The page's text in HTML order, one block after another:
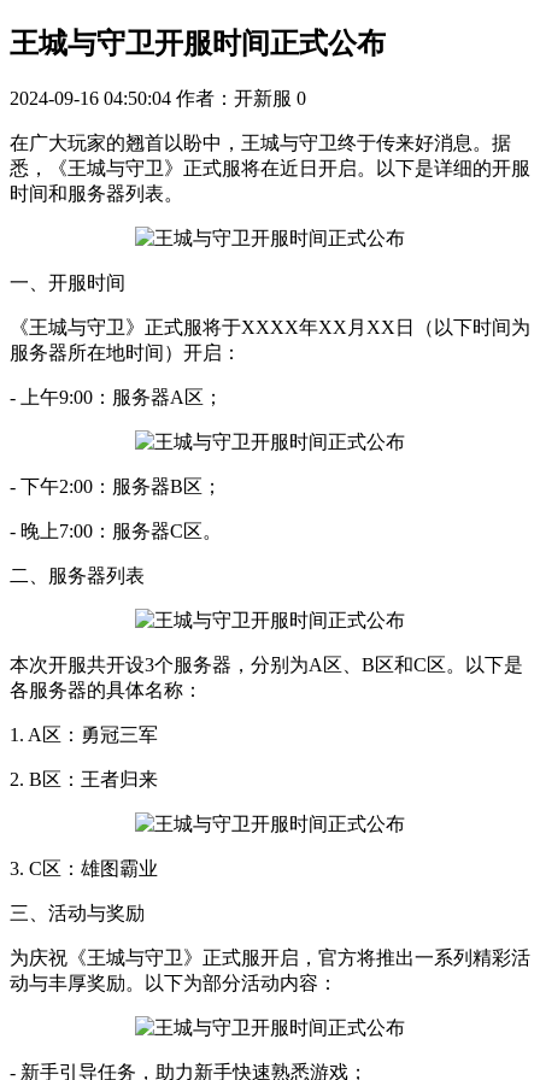
王城与守卫开服时间正式公布
2024-09-16 04:50:04 作者：开新服 0
在广大玩家的翘首以盼中，王城与守卫终于传来好消息。据
悉，《王城与守卫》正式服将在近日开启。以下是详细的开服
时间和服务器列表。
一、开服时间
《王城与守卫》正式服将于XXXX年XX月XX日（以下时间为
服务器所在地时间）开启：
- 上午9:00：服务器A区；
- 下午2:00：服务器B区；
- 晚上7:00：服务器C区。
二、服务器列表
本次开服共开设3个服务器，分别为A区、B区和C区。以下是
各服务器的具体名称：
1. A区：勇冠三军
2. B区：王者归来
3. C区：雄图霸业
三、活动与奖励
为庆祝《王城与守卫》正式服开启，官方将推出一系列精彩活
动与丰厚奖励。以下为部分活动内容：
- 新手引导任务，助力新手快速熟悉游戏；